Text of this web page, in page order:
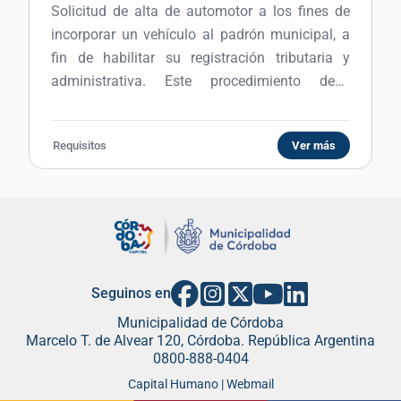
Solicitud de alta de automotor a los fines de
incorporar un vehículo al padrón municipal, a
fin de habilitar su registración tributaria y
administrativa. Este procedimiento debe
km, se produce un cambio de radicación o
cuando el rodado no se encuentra previamente
registrado ante el organismo competente. Una
derechos y obligaciones legales y tributarias
vinculadas al automotor.
Requisitos Ver más
Seguinos en
Municipalidad de Córdoba
Marcelo T. de Alvear 120, Córdoba. República Argentina
0800-888-0404
Capital Humano | Webmail